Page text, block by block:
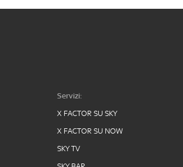
Servizi:
X FACTOR SU SKY
X FACTOR SU NOW
SKY TV